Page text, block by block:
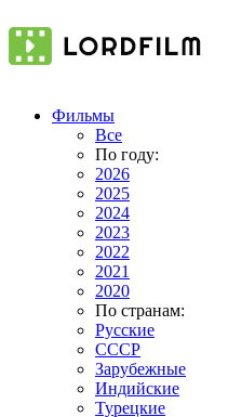
Фильмы
Все
По году:
2026
2025
2024
2023
2022
2021
2020
По странам:
Русские
СССР
Зарубежные
Индийские
Турецкие